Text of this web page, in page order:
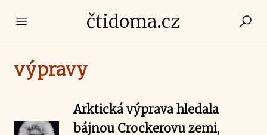
Open main menučtidoma.cz
výpravy
Arktická výprava hledala
bájnou Crockerovu zemi,